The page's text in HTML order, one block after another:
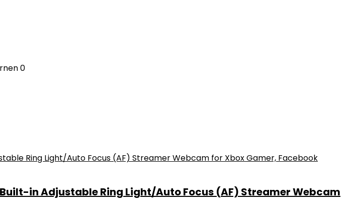
0
in Adjustable Ring Light/Auto Focus (AF) Streamer Webcam